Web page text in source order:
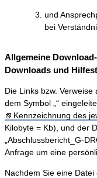
und
bei
Allgemeine
Downloads und
Die Links bzw.
dem Symbol „“
Kennzeichnung des
Kilobyte = Kb), und der
„Abschlussbericht_G-
Anfrage um eine
Nachdem Sie eine